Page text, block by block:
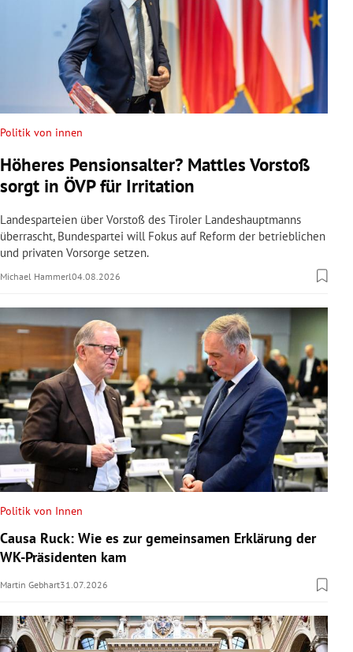
Politik von innen
Höheres Pensionsalter? Mattles Vorstoß
sorgt in ÖVP für Irritation
Landesparteien über Vorstoß des Tiroler Landeshauptmanns
überrascht, Bundespartei will Fokus auf Reform der betrieblichen
und privaten Vorsorge setzen.
Michael Hammerl04.08.2026
Politik von Innen
Causa Ruck: Wie es zur gemeinsamen Erklärung der
WK-Präsidenten kam
Martin Gebhart31.07.2026